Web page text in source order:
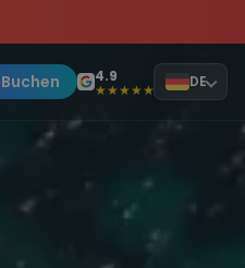
Buchen 4.9
★★★★★ DE